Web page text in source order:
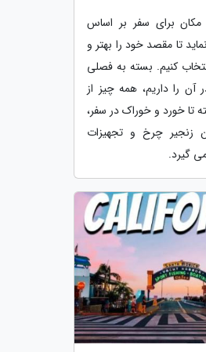
مکان برای سفر بر اساس
تا مقصد خود را بهتر و
کنیم. بسته به فصلی
را داریم، همه چیز از
تا خورد و خوراک در سفر،
زنجیر چرخ و تجهیزات
گیرد.